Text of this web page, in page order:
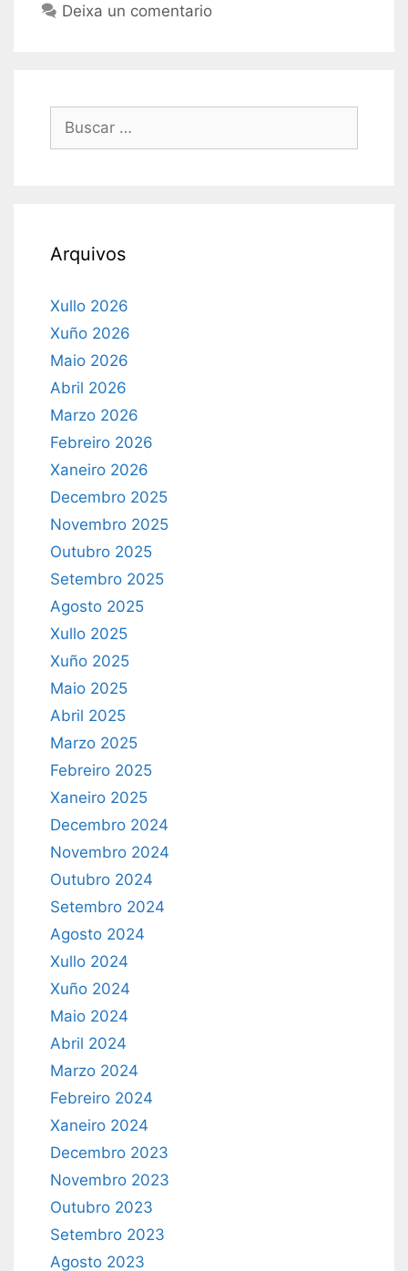
Deixa un comentario
Arquivos
Xullo 2026
Xuño 2026
Maio 2026
Abril 2026
Marzo 2026
Febreiro 2026
Xaneiro 2026
Decembro 2025
Novembro 2025
Outubro 2025
Setembro 2025
Agosto 2025
Xullo 2025
Xuño 2025
Maio 2025
Abril 2025
Marzo 2025
Febreiro 2025
Xaneiro 2025
Decembro 2024
Novembro 2024
Outubro 2024
Setembro 2024
Agosto 2024
Xullo 2024
Xuño 2024
Maio 2024
Abril 2024
Marzo 2024
Febreiro 2024
Xaneiro 2024
Decembro 2023
Novembro 2023
Outubro 2023
Setembro 2023
Agosto 2023